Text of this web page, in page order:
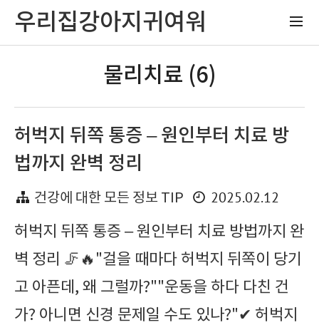
우리집강아지귀여워
물리치료 (6)
허벅지 뒤쪽 통증 – 원인부터 치료 방
법까지 완벽 정리
건강에 대한 모든 정보 TIP
2025.02.12
허벅지 뒤쪽 통증 – 원인부터 치료 방법까지 완
벽 정리 🦵🔥"걸을 때마다 허벅지 뒤쪽이 당기
고 아픈데, 왜 그럴까?""운동을 하다 다친 건
가? 아니면 신경 문제일 수도 있나?"✔ 허벅지